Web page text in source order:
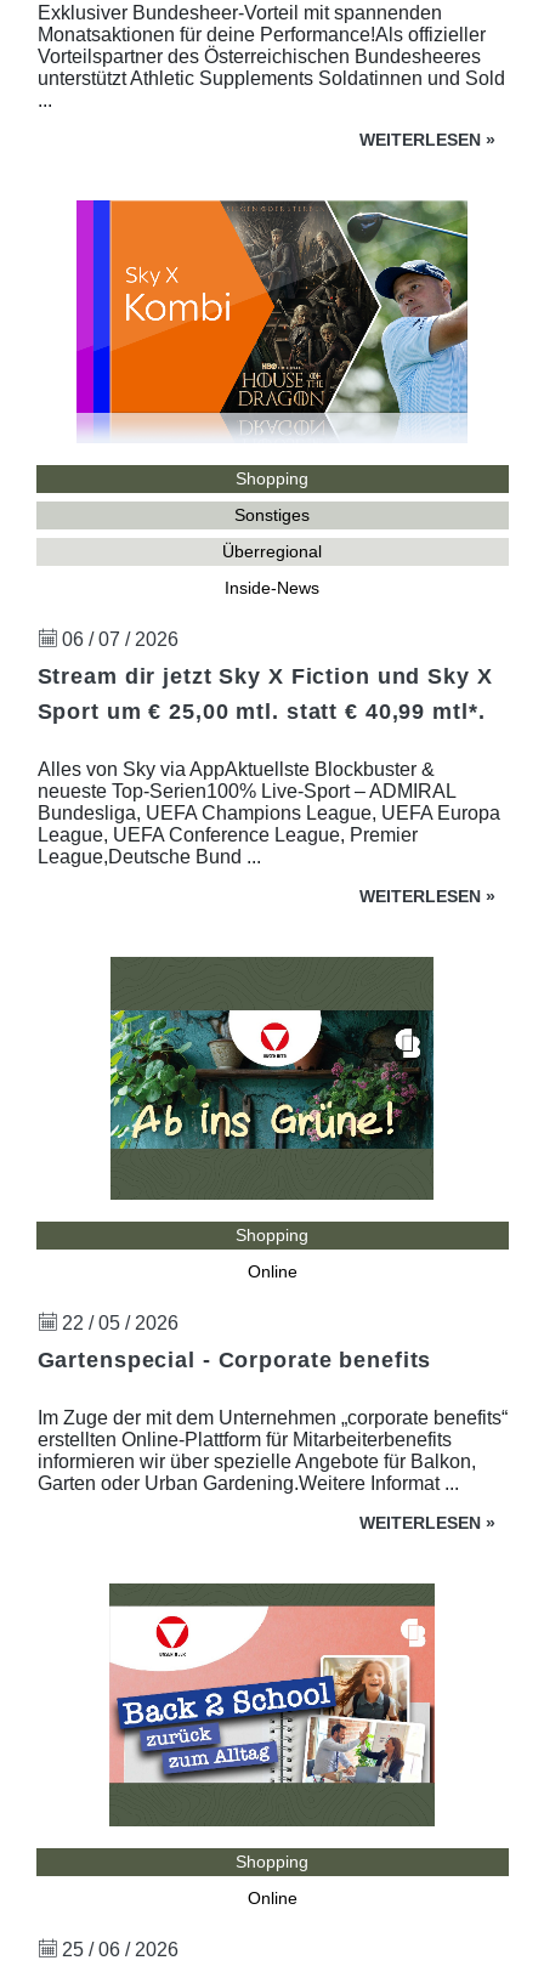
Exklusiver Bundesheer-Vorteil mit spannenden
Monatsaktionen für deine Performance!Als offizieller
Vorteilspartner des Österreichischen Bundesheeres
unterstützt Athletic Supplements Soldatinnen und Sold
...
WEITERLESEN »
Shopping
Sonstiges
Überregional
Inside-News
06 / 07 / 2026
Stream dir jetzt Sky X Fiction und Sky X
Sport um € 25,00 mtl. statt € 40,99 mtl*.
Alles von Sky via AppAktuellste Blockbuster &
neueste Top-Serien100% Live-Sport – ADMIRAL
Bundesliga, UEFA Champions League, UEFA Europa
League, UEFA Conference League, Premier
League,Deutsche Bund ...
WEITERLESEN »
Shopping
Online
22 / 05 / 2026
Gartenspecial - Corporate benefits
Im Zuge der mit dem Unternehmen „corporate benefits“
erstellten Online-Plattform für Mitarbeiterbenefits
informieren wir über spezielle Angebote für Balkon,
Garten oder Urban Gardening.Weitere Informat ...
WEITERLESEN »
Shopping
Online
25 / 06 / 2026